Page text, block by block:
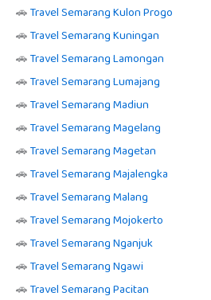
🚗Travel Semarang Kulon Progo
🚗Travel Semarang Kuningan
🚗Travel Semarang Lamongan
🚗Travel Semarang Lumajang
🚗Travel Semarang Madiun
🚗Travel Semarang Magelang
🚗Travel Semarang Magetan
🚗Travel Semarang Majalengka
🚗Travel Semarang Malang
🚗Travel Semarang Mojokerto
🚗Travel Semarang Nganjuk
🚗Travel Semarang Ngawi
🚗Travel Semarang Pacitan